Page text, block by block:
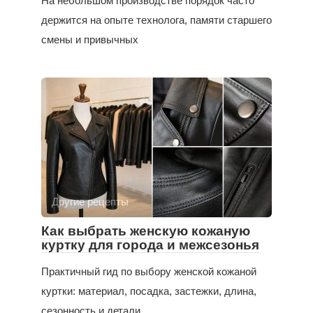
держится на опыте технолога, памяти старшего
смены и привычных
Другие рецепты
Как выбрать женскую кожаную
куртку для города и межсезонья
Практичный гид по выбору женской кожаной
куртки: материал, посадка, застежки, длина,